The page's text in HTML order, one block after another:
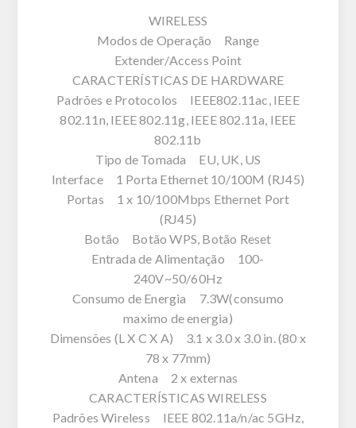
WIRELESS
Modos de Operação Range
Extender/Access Point
CARACTERÍSTICAS DE HARDWARE
Padrões e Protocolos IEEE802.11ac, IEEE
802.11n, IEEE 802.11g, IEEE 802.11a, IEEE
802.11b
Tipo de Tomada EU, UK, US
Interface 1 Porta Ethernet 10/100M (RJ45)
Portas 1 x 10/100Mbps Ethernet Port
(RJ45)
Botão Botão WPS, Botão Reset
Entrada de Alimentação 100-
240V~50/60Hz
Consumo de Energia 7.3W(consumo
maximo de energia)
Dimensões (L X C X A) 3.1 x 3.0 x 3.0 in. (80 x
78 x 77mm)
Antena 2 x externas
CARACTERÍSTICAS WIRELESS
Padrões Wireless IEEE 802.11a/n/ac 5GHz,